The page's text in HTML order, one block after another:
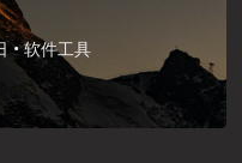
•软件工具